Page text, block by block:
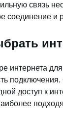
связь
соединение и
интернета
доступ к